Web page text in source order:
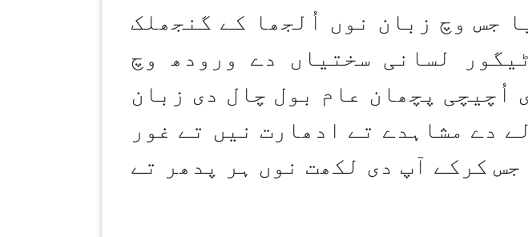
جس وچ زبان نوں اُلجھا کے گنجھلک
لسانی سختیاں دے ورودھ وچ
اُچیچی پچھان عام بول چال دی زبان
دے مشاہدے تے ادھارت نیں تے غور
کرکے آپ دی لکھت نوں ہر پدھر تے